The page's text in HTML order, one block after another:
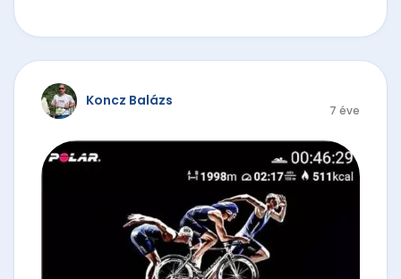
Koncz Balázs
7 éve